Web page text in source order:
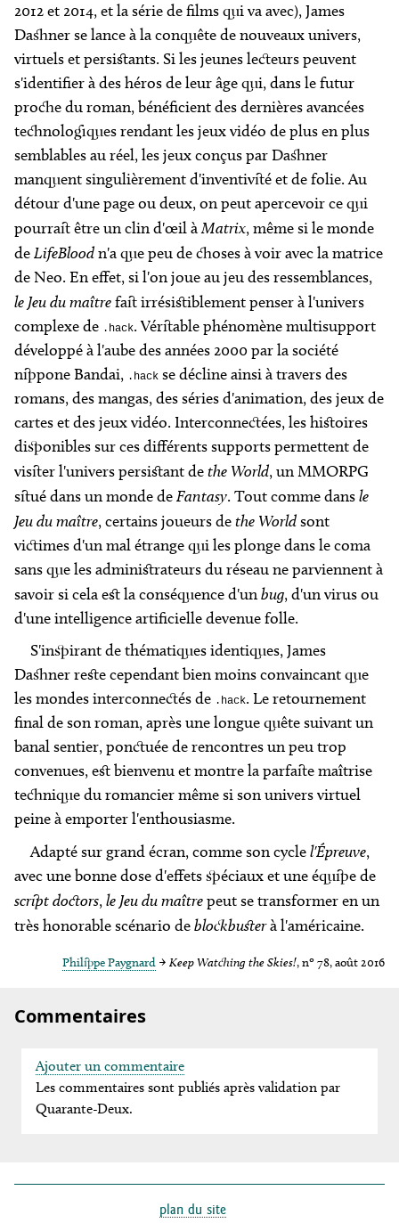
2012 et 2014, et la série de films qui va avec), James
Dashner se lance à la conquête de nouveaux univers,
virtuels et persistants. Si les jeunes lecteurs peuvent
s'identifier à des héros de leur âge qui, dans le futur
proche du roman, bénéficient des dernières avancées
technologiques rendant les jeux vidéo de plus en plus
semblables au réel, les jeux conçus par Dashner
manquent singulièrement d'inventivité et de folie. Au
détour d'une page ou deux, on peut apercevoir ce qui
pourrait être un clin d'œil àMatrix, même si le monde
deLifeBloodn'a que peu de choses à voir avec la matrice
de Neo. En effet, si l'on joue au jeu des ressemblances,
le Jeu du maîtrefait irrésistiblement penser à l'univers
complexe de .hack. Véritable phénomène multisupport
développé à l'aube des années 2000 par la société
nippone Bandai, .hack se décline ainsi à travers des
romans, des mangas, des séries d'animation, des jeux de
cartes et des jeux vidéo. Interconnectées, les histoires
disponibles sur ces différents supports permettent de
visiter l'univers persistant dethe World, un MMORPG
situé dans un monde deFantasy. Tout comme dansle
Jeu du maître, certains joueurs dethe Worldsont
victimes d'un mal étrange qui les plonge dans le coma
sans que les administrateurs du réseau ne parviennent à
savoir si cela est la conséquence d'unbug, d'un virus ou
d'une intelligence artificielle devenue folle.
S'inspirant de thématiques identiques, James
Dashner reste cependant bien moins convaincant que
les mondes interconnectés de .hack. Le retournement
final de son roman, après une longue quête suivant un
banal sentier, ponctuée de rencontres un peu trop
convenues, est bienvenu et montre la parfaite maîtrise
technique du romancier même si son univers virtuel
peine à emporter l'enthousiasme.
Adapté sur grand écran, comme son cyclel'Épreuve,
avec une bonne dose d'effets spéciaux et une équipe de
script doctors,le Jeu du maîtrepeut se transformer en un
très honorable scénario deblockbusterà l'américaine.
Philippe Paygnard → Keep Watching the Skies!, nº 78, août 2016
Commentaires
Ajouter un commentaire
Les commentaires sont publiés après validation par
Quarante-Deux.
plan du site